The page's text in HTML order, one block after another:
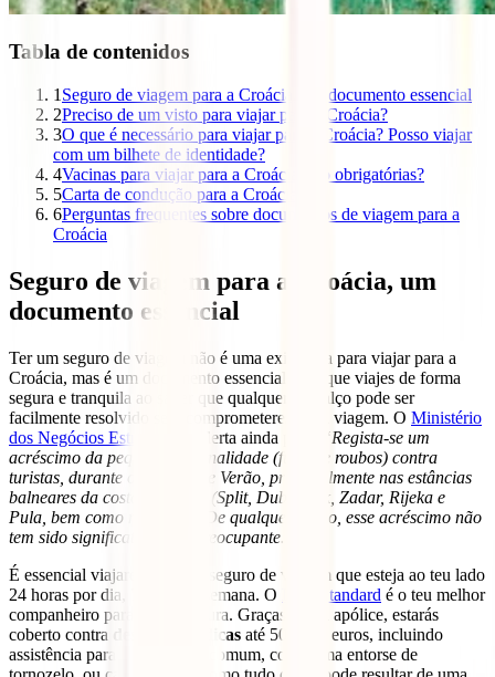
Tabla de contenidos
1 Seguro de viagem para a Croácia, um documento essencial
2Preciso de um visto para viajar para a Croácia?
3O que é necessário para viajar para a Croácia? Posso viajar
com um bilhete de identidade?
4Vacinas para viajar para a Croácia, são obrigatórias?
5Carta de condução para a Croácia
6Perguntas frequentes sobre documentos de viagem para a
Croácia
Seguro de viagem para a Croácia, um
documento essencial
Ter um seguro de viagem não é uma exigência para viajar para a
Croácia, mas é um documento essencial para que viajes de forma
segura e tranquila ao saber que qualquer precalço pode ser
facilmente resolvido sem comprometeres a tua viagem. O Ministério
dos Negócios Estrangeiros
alerta ainda para:
“Regista-se um
acréscimo da pequena criminalidade (furtos e roubos) contra
turistas, durante o período de Verão, principalmente nas estâncias
balneares da costa adriática (Split, Dubrovnik, Zadar, Rijeka e
Pula, bem como nas ilhas). De qualquer modo, esse acréscimo não
tem sido significativo nem preocupante.”
É essencial viajares com um seguro de viagem que esteja ao teu lado
24 horas por dia, 7 dias por semana. O
IATI Standard é o teu melhor
companheiro para esta aventura. Graças a esta apólice, estarás
coberto contra
despesas médicas até 500.000 euros, incluindo
assistência para um acidente comum, como uma entorse de